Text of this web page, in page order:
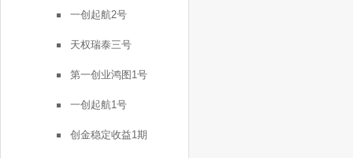
一创起航2号
天权瑞泰三号
第一创业鸿图1号
一创起航1号
创金稳定收益1期